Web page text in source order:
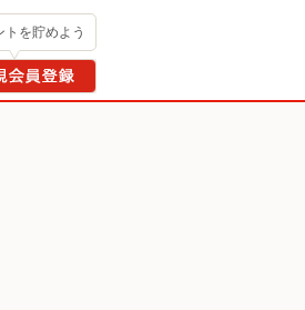
を貯めよう